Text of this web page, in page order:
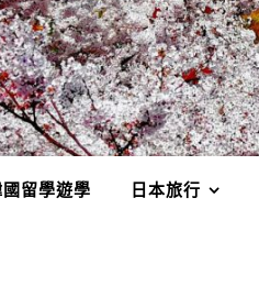
留學遊學 日本旅行